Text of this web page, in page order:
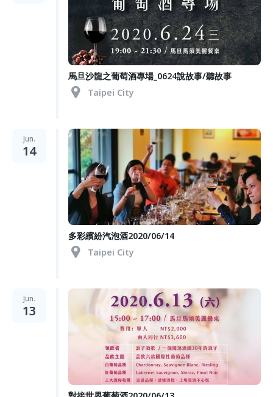
馬旦沙龍之葡萄酒專場_0624說故事/聽故事
Taipei City
Jun.
14
多彩繽紛汽泡酒2020/06/14
Taipei City
Jun.
13